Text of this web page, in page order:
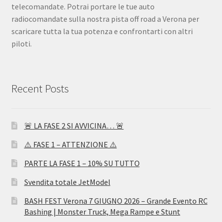
telecomandate. Potrai portare le tue auto
radiocomandate sulla nostra pista off road a Verona per
scaricare tutta la tua potenza e confrontarti con altri
piloti.
Recent Posts
🚨 LA FASE 2 SI AVVICINA… 🚨
⚠️ FASE 1 – ATTENZIONE ⚠️
PARTE LA FASE 1 – 10% SU TUTTO
Svendita totale JetModel
BASH FEST Verona 7 GIUGNO 2026 – Grande Evento RC
Bashing | Monster Truck, Mega Rampe e Stunt